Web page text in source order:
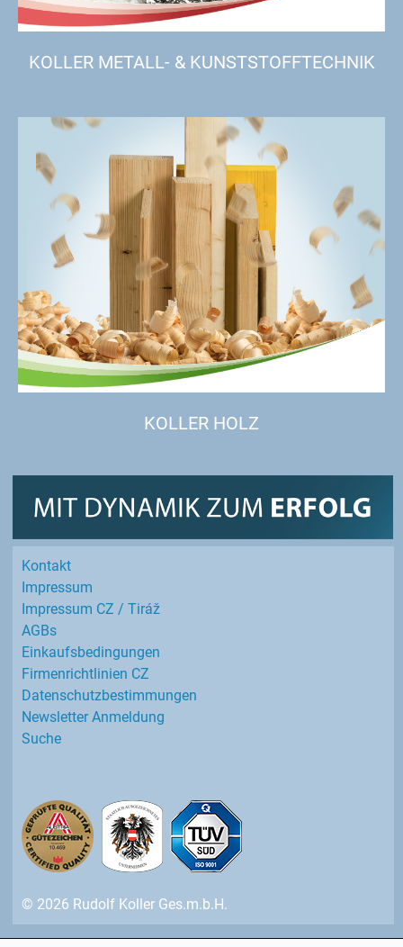
KOLLER METALL- & KUNSTSTOFFTECHNIK
KOLLER HOLZ
Kontakt
Impressum
Impressum CZ / Tiráž
AGBs
Einkaufs­bedingungen
Firmenrichtlinien CZ
Datenschutz­bestimmungen
Newsletter Anmeldung
Suche
© 2026 Rudolf Koller Ges.m.b.H.